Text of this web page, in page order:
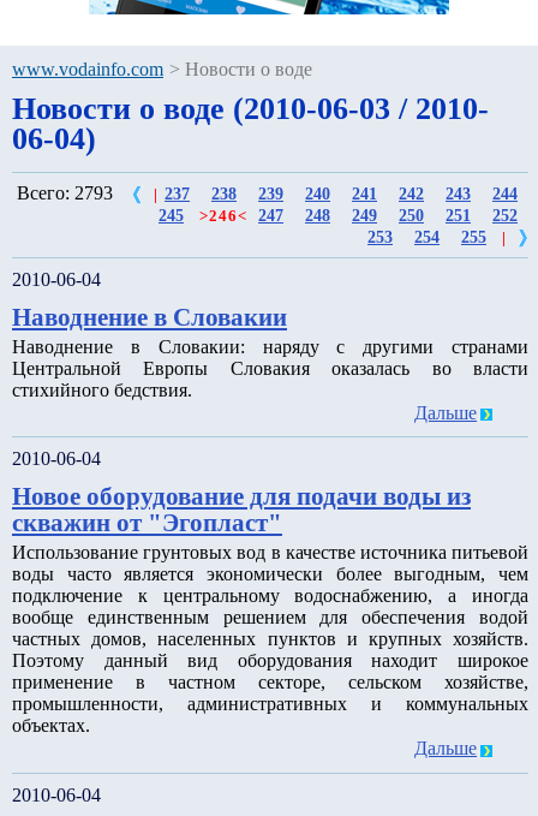
www.vodainfo.com > Новости о воде
Новости о воде (2010-06-03 / 2010-
06-04)
Всего: 2793 237 238 239 240 241 242 243
244
245
>246< 247 248 249 250 251
252
253
254 255
2010-06-04
Наводнение в Словакии
Наводнение в Словакии: наряду с другими странами
Центральной Европы Словакия оказалась во власти
стихийного бедствия.
Дальше
2010-06-04
Новое оборудование для подачи воды из
скважин от "Эгопласт"
Использование грунтовых вод в качестве источника питьевой
воды часто является экономически более выгодным, чем
подключение к центральному водоснабжению, а иногда
вообще единственным решением для обеспечения водой
частных домов, населенных пунктов и крупных хозяйств.
Поэтому данный вид оборудования находит широкое
применение в частном секторе, сельском хозяйстве,
промышленности, административных и коммунальных
объектах.
Дальше
2010-06-04